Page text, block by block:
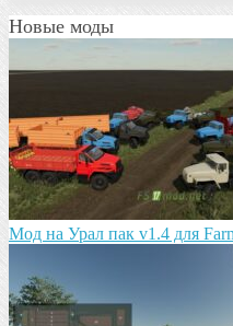
Новые моды
Мод на Урал пак v1.4 для